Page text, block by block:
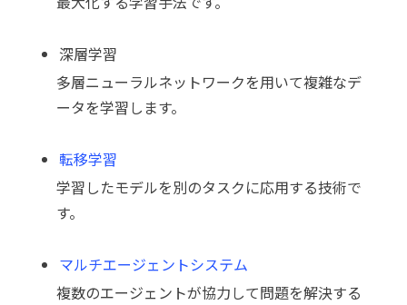
深層学習
多層ニューラルネットワークを用いて複雑なデ
ータを学習します。
転移学習
学習したモデルを別のタスクに応用する技術で
す。
マルチエージェントシステム
複数のエージェントが協力して問題を解決する